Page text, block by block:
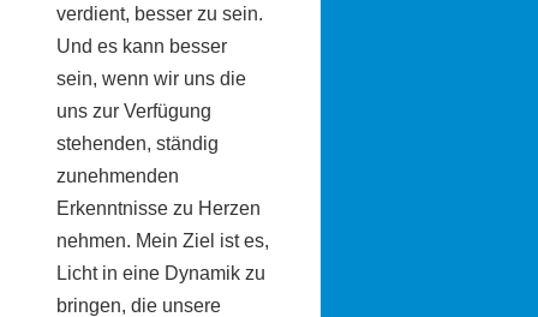
verdient, besser zu sein.
Und es kann besser
sein, wenn wir uns die
uns zur Verfügung
stehenden, ständig
zunehmenden
Erkenntnisse zu Herzen
nehmen. Mein Ziel ist es,
Licht in eine Dynamik zu
bringen, die unsere